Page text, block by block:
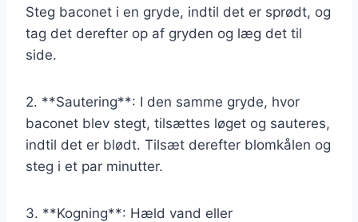
Steg baconet i en gryde, indtil det er sprødt, og
tag det derefter op af gryden og læg det til
side.
2. **Sautering**: I den samme gryde, hvor
baconet blev stegt, tilsættes løget og sauteres,
indtil det er blødt. Tilsæt derefter blomkålen og
steg i et par minutter.
3. **Kogning**: Hæld vand eller